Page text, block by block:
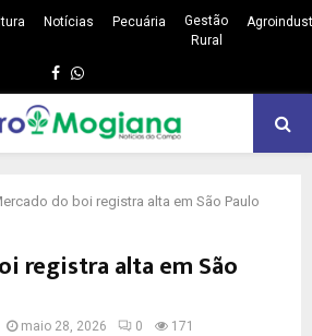
Notícias Pecuária
Gestão
Rural
Facebook
Whatsapp
do boi registra alta em São Paulo
registra alta em São
maio 28, 2026 0 171